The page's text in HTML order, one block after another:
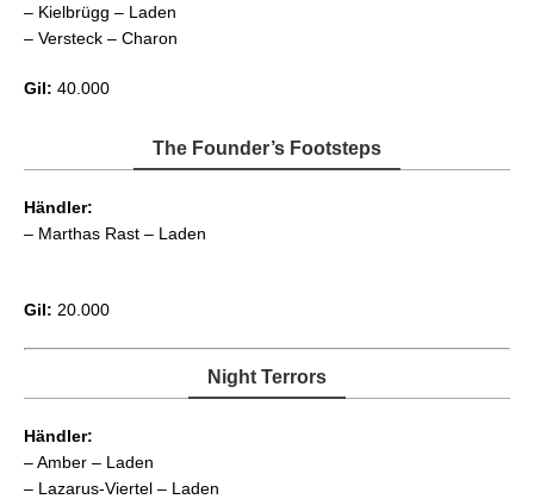
– Kielbrügg – Laden
– Versteck – Charon
Gil: 40.000
The Founder’s Footsteps
Händler:
– Marthas Rast – Laden
Gil: 20.000
Night Terrors
Händler:
– Amber – Laden
– Lazarus-Viertel – Laden